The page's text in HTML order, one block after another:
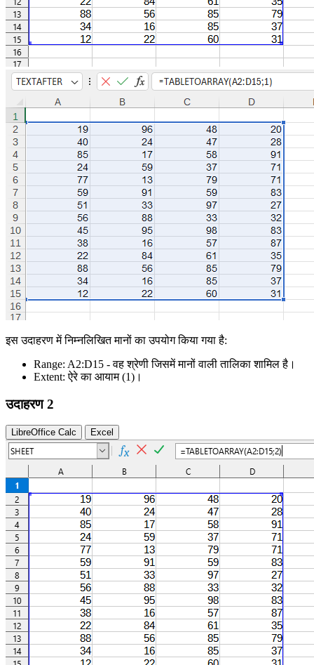
इस उदाहरण में निम्नलिखित मानों का उपयोग किया गया है:
Range: A2:D15 - वह श्रेणी जिसमें मानों वाली तालिका शामिल है।
Extent: ऐरे का आयाम(1) ।
उदाहरण 2
LibreOffice Calc Excel